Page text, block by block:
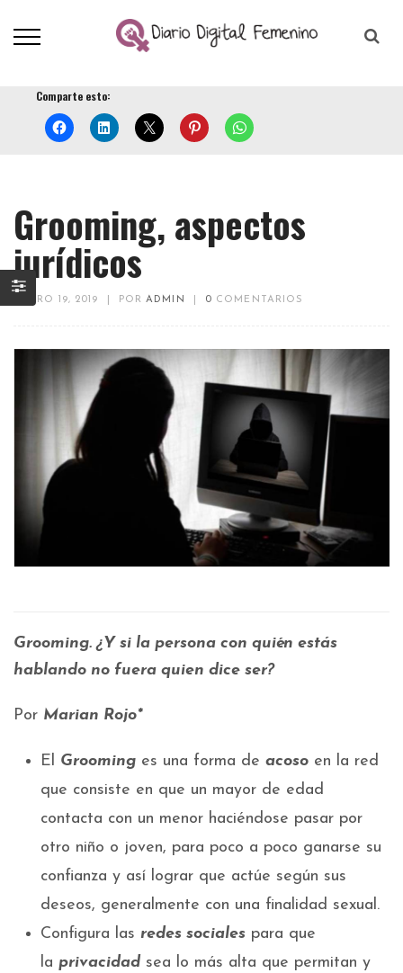
Comparte esto:
Grooming, aspectos
jurídicos
ENERO 19, 2019 PORADMIN 0 COMENTARIOS
Grooming. ¿Y si la persona con quién estás
hablando no fuera quien dice ser?
Por Marian Rojo*
El Grooming es una forma de acoso en la red
que consiste en que un mayor de edad
contacta con un menor haciéndose pasar por
otro niño o joven, para poco a poco ganarse su
confianza y así lograr que actúe según sus
deseos, generalmente con una finalidad sexual.
Configura las redes sociales para que
la privacidad sea lo más alta que permitan y